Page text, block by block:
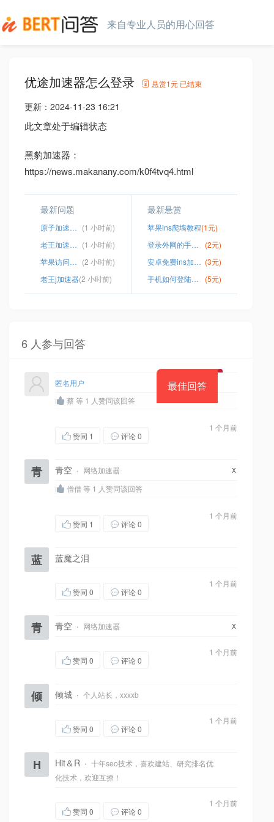
来自专业人员的用心回答
优途加速器怎么登录 悬赏1元 已结束
更新： 2024-11-23 16:21
此文章处于编辑状态
黑豹加速器：
https://news.makanany.com/k0f4tvq4.html
最新问题
原子加速器安卓版 (1 小时前)
老王加速器网页版 (1 小时前)
苹果访问外国网 (2 小时前)
老王j加速器(2 小时前)
最新悬赏
苹果ins爬墙教程(1元)
登录外网的手机浏览器
(2元)
安卓免费ins加速器 (3元)
手机如何登陆外网
(5元)
6 人参与回答
最佳回答
匿名用户
蔡 等 1 人赞同该回答
1 个月前
赞同 1 评论 0
青 青空 · 网络加速器 x
僧僧 等 1 人赞同该回答
1 个月前
赞同 1 评论 0
蓝 蓝魔之泪
1 个月前
赞同 0 评论 0
青 青空 · 网络加速器 x
1 个月前
赞同 0 评论 0
倾 倾城 · 个人站长，xxxxb
1 个月前
赞同 0 评论 0
H Hit＆R · 十年seo技术，喜欢建站、研究排名优
化技术，欢迎互撩！
1 个月前
赞同 0 评论 0